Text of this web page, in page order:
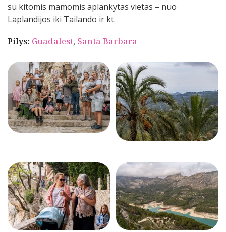
su kitomis mamomis aplankytas vietas – nuo
Laplandijos iki Tailando ir kt.
Pilys: Guadalest, Santa Barbara